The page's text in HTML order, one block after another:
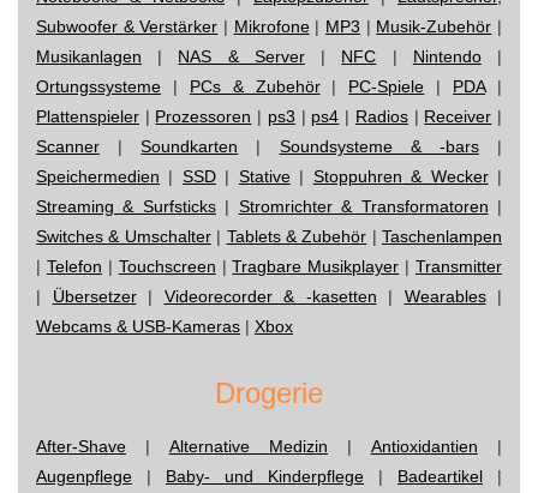
Subwoofer & Verstärker | Mikrofone| MP3 | Musik-Zubehör |
Musikanlagen | NAS & Server| NFC | Nintendo|
Ortungssysteme | PCs & Zubehör| PC-Spiele | PDA|
Plattenspieler | Prozessoren | ps3 | ps4 | Radios| Receiver |
Scanner |Soundkarten | Soundsysteme & -bars|
Speichermedien | SSD| Stative| Stoppuhren & Wecker|
Streaming & Surfsticks| Stromrichter & Transformatoren |
Switches & Umschalter| Tablets & Zubehör | Taschenlampen
| Telefon | Touchscreen |Tragbare Musikplayer | Transmitter
| Übersetzer| Videorecorder & -kasetten | Wearables|
Webcams & USB-Kameras | Xbox
Drogerie
After-Shave | Alternative Medizin | Antioxidantien |
Augenpflege | Baby- und Kinderpflege | Badeartikel |